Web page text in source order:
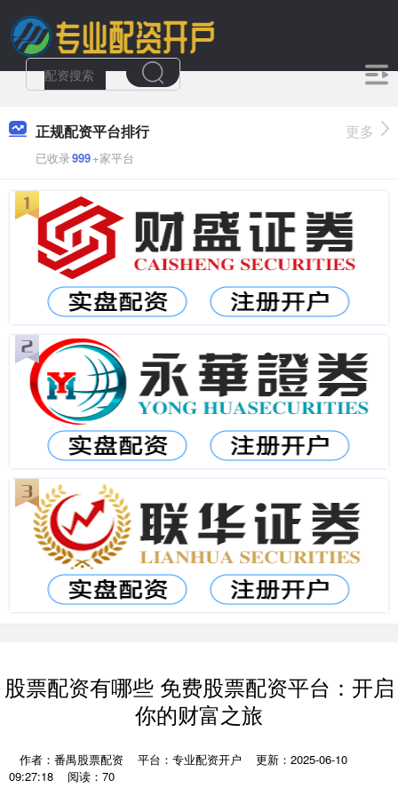
正规配资平台排行
已收录999+家平台
更多
股票配资有哪些 免费股票配资平台：开启
你的财富之旅
作者：番禺股票配资 平台：专业配资开户
更新：2025-06-10
09:27:18
阅读：70